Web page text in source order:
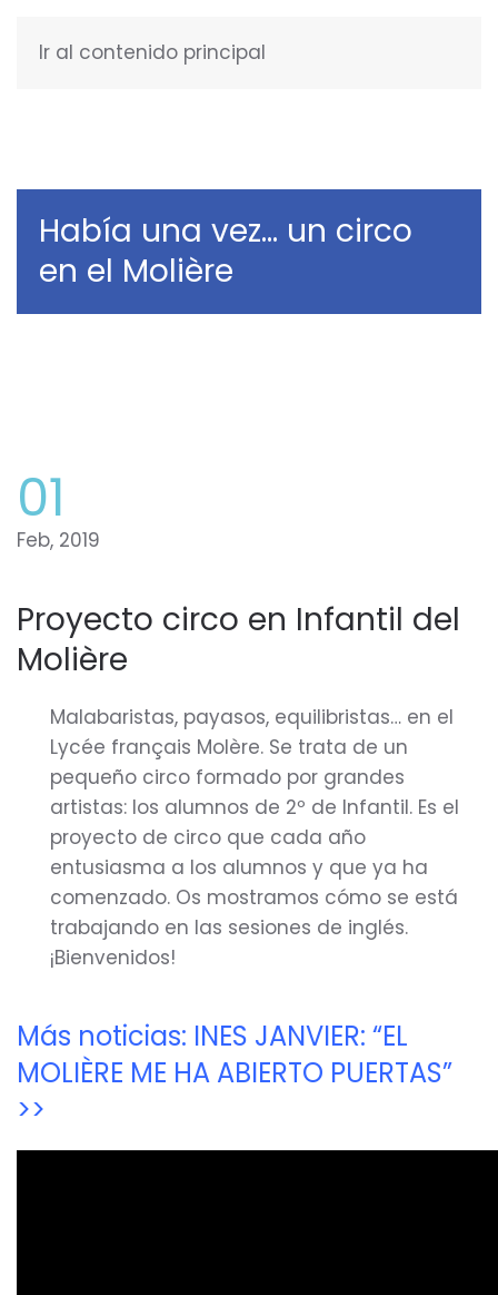
Ir al contenido principal
Había una vez… un circo
en el Molière
01
Feb, 2019
Proyecto circo en Infantil del
Molière
Malabaristas, payasos, equilibristas… en el
Lycée français Molère. Se trata de un
pequeño circo formado por grandes
artistas: los alumnos de 2º de Infantil. Es el
proyecto de circo que cada año
entusiasma a los alumnos y que ya ha
comenzado. Os mostramos cómo se está
trabajando en las sesiones de inglés.
¡Bienvenidos!
Más noticias: INES JANVIER: “EL
MOLIÈRE ME HA ABIERTO PUERTAS”
>>